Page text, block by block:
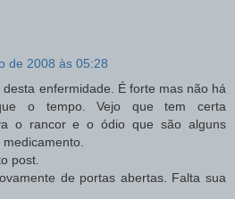
de 2008 às 05:28
enfermidade. É forte mas não há
o tempo. Vejo que tem certa
o rancor e o ódio que são alguns
post.
de portas abertas. Falta sua